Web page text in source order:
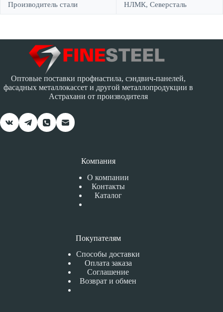
Производитель стали НЛМК, Северсталь
Оптовые поставки профнастила, сэндвич-панелей,
фасадных металлокассет и другой металлопродукции в
Астрахани от производителя
Компания
О компании
Контакты
Каталог
Покупателям
Способы доставки
Оплата заказа
Соглашение
Возврат и обмен